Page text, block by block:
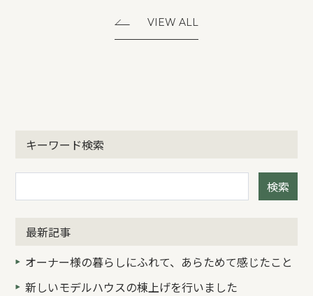
キーワード検索
検索
最新記事
オーナー様の暮らしにふれて、あらためて感じたこと
新しいモデルハウスの棟上げを行いました
VIEW ALL